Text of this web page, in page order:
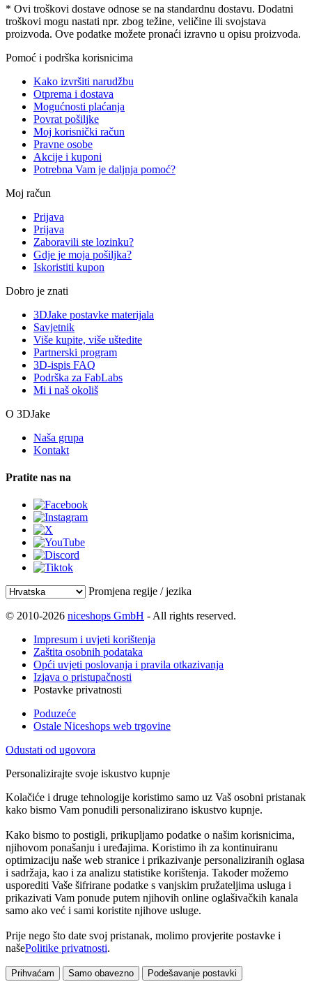
* Ovi troškovi dostave odnose se na standardnu ​​dostavu. Dodatni
troškovi mogu nastati npr. zbog težine, veličine ili svojstava
proizvoda. Ove podatke možete pronaći izravno u opisu proizvoda.
Pomoć i podrška korisnicima
Kako izvršiti narudžbu
Otprema i dostava
Mogućnosti plaćanja
Povrat pošiljke
Moj korisnički račun
Pravne osobe
Akcije i kuponi
Potrebna Vam je daljnja pomoć?
Moj račun
Prijava
Prijava
Zaboravili ste lozinku?
Gdje je moja pošiljka?
Iskoristiti kupon
Dobro je znati
3DJake postavke materijala
Savjetnik
Više kupite, više uštedite
Partnerski program
3D-ispis FAQ
Podrška za FabLabs
Mi i naš okoliš
O 3DJake
Naša grupa
Kontakt
Pratite nas na
Promjena regije / jezika
© 2010-2026 niceshops GmbH - All rights reserved.
Impresum i uvjeti korištenja
Zaštita osobnih podataka
Opći uvjeti poslovanja i pravila otkazivanja
Izjava o pristupačnosti
Postavke privatnosti
Poduzeće
Ostale Niceshops web trgovine
Odustati od ugovora
Personalizirajte svoje iskustvo kupnje
Kolačiće i druge tehnologije koristimo samo uz Vaš osobni pristanak
kako bismo Vam ponudili personalizirano iskustvo kupnje.
Kako bismo to postigli, prikupljamo podatke o našim korisnicima,
njihovom ponašanju i uređajima. Koristimo ih za kontinuiranu
optimizaciju naše web stranice i prikazivanje personaliziranih oglasa
i sadržaja, kao i za analizu statistike korištenja. Također možemo
usporediti Vaše šifrirane podatke s vanjskim pružateljima usluga i
prikazivati Vam ponude putem njihovih online oglašivačkih kanala
samo ako već i sami koristite njihove usluge.
Prije nego što date svoj pristanak, molimo provjerite postavke i
našePolitike privatnosti.
Prihvaćam Samo obavezno Podešavanje postavki